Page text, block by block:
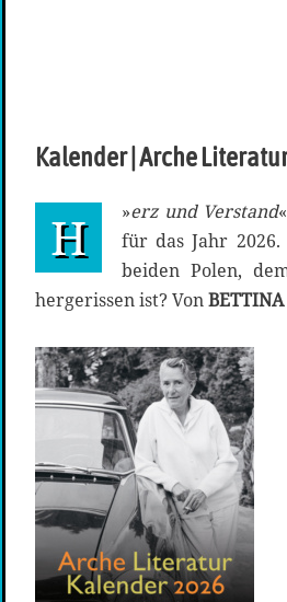
Kalender | Arche
»
H erz und Verstand
für das Jahr
beiden Polen,
hergerissen ist? VonBETTINA